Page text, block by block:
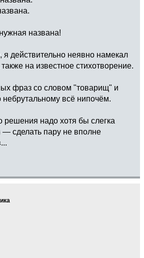
названа!
действительно неявно намекал
на известное стихотворение.
фраз со словом "товарищ" и
всё нипочём.
решения надо хотя бы слегка
— сделать пару не вполне